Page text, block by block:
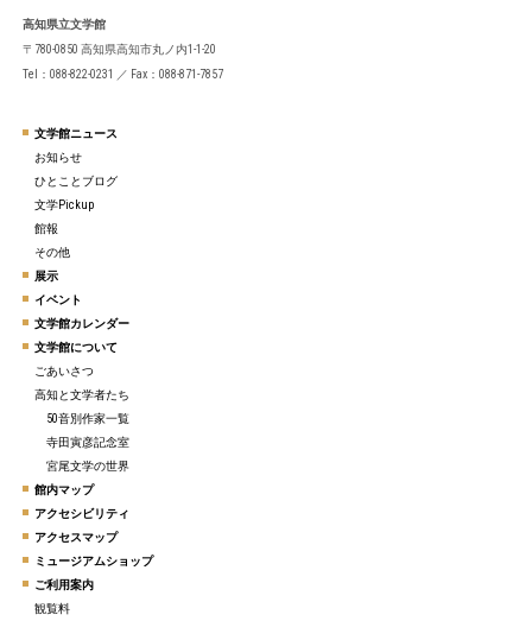
高知県立文学館
〒780-0850 高知県高知市丸ノ内1-1-20
Tel：088-822-0231 ／ Fax：088-871-7857
文学館ニュース
お知らせ
ひとことブログ
文学Pickup
館報
その他
展示
イベント
文学館カレンダー
文学館について
ごあいさつ
高知と文学者たち
50音別作家一覧
寺田寅彦記念室
宮尾文学の世界
館内マップ
アクセシビリティ
アクセスマップ
ミュージアムショップ
ご利用案内
観覧料